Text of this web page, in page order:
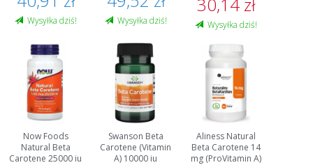
Wysyłka dziś! Wysyłka dziś! Wysyłka dziś!
Now Foods
Natural Beta
Carotene 25000 iu
Swanson Beta
Carotene (Vitamin
A) 10000 iu
Aliness Natural
Beta Carotene 14
mg (ProVitamin A)